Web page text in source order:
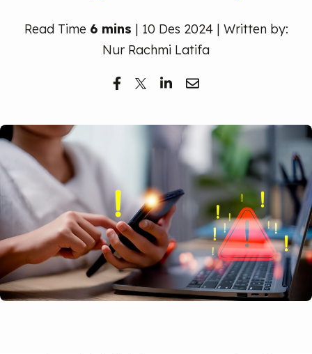
Read Time 6 mins | 10 Des 2024 | Written by:
Nur Rachmi Latifa